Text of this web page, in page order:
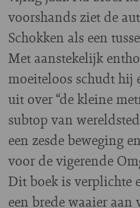
voorshands ziet de
Schokken als een
Met aanstekelijk
moeiteloos schudt hij
uit over “de kleine
subtop van
een zesde beweging
voor de vigerende
Dit boek is verplichte
een brede waaier aan